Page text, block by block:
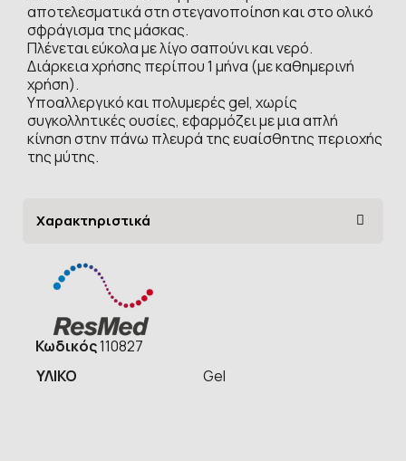
αποτελεσματικά στη στεγανοποίηση και στο ολικό
σφράγισμα της μάσκας.
Πλένεται εύκολα με λίγο σαπούνι και νερό.
Διάρκεια χρήσης περίπου 1 μήνα (με καθημερινή
χρήση).
Υποαλλεργικό και πολυμερές gel, χωρίς
συγκολλητικές ουσίες, εφαρμόζει με μια απλή
κίνηση στην πάνω πλευρά της ευαίσθητης περιοχής
της μύτης.
Χαρακτηριστικά
Κωδικός110827
ΥΛΙΚΟ
Gel